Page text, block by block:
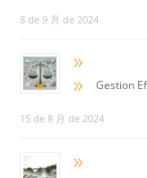
8 de 9 月 de 2024
9
9
Gestion
15 de 8 月 de 2024
9